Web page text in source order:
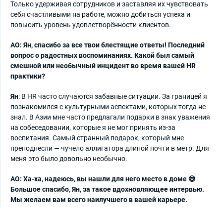
Только удерживая сотрудников и заставляя их чувствовать
себя счастливыми на работе, можно добиться успеха и
повысить уровень удовлетворённости клиентов.
АО: Ян, спасибо за все твои блестящие ответы! Последний
вопрос о радостных воспоминаниях. Какой был самый
смешной или необычный инцидент во время вашей HR
практики?
Ян: В HR часто случаются забавные ситуации. За границей я
познакомился с культурными аспектами, которых тогда не
знал. В Азии мне часто предлагали подарки в знак уважения
на собеседовании, которые я не мог принять из-за
воспитания. Самый странный подарок, который мне
преподнесли — чучело аллигатора длиной почти в метр. Для
меня это было довольно необычно.
АО: Ха-ха, надеюсь, вы нашли для него место в доме 😅
Большое спасибо, Ян, за такое вдохновляющее интервью.
Мы желаем вам всего наилучшего в вашей карьере.